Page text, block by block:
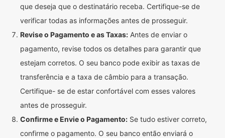
que deseja que o destinatário receba. Certifique-se de
verificar todas as informações antes de prosseguir.
Revise o Pagamento e as Taxas: Antes de enviar o
pagamento, revise todos os detalhes para garantir que
estejam corretos. O seu banco pode exibir as taxas de
transferência e a taxa de câmbio para a transação.
Certifique- se de estar confortável com esses valores
antes de prosseguir.
Confirme e Envie o Pagamento: Se tudo estiver correto,
confirme o pagamento. O seu banco então enviará o